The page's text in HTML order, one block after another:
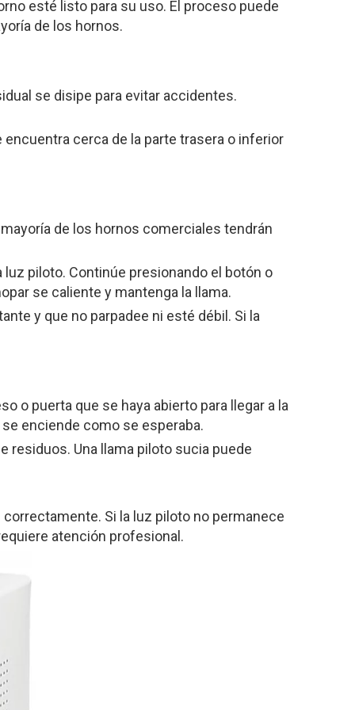
esté listo para su uso. El proceso puede
de los hornos.
se disipe para evitar accidentes.
cerca de la parte trasera o inferior
de los hornos comerciales tendrán
luz piloto. Continúe presionando el botón o
se caliente y mantenga la llama.
y que no parpadee ni esté débil. Si la
o puerta que se haya abierto para llegar a la
enciende como se esperaba.
residuos. Una llama piloto sucia puede
Si la luz piloto no permanece
atención profesional.